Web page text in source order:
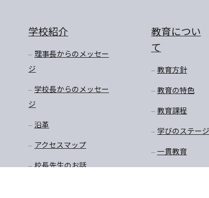
学校紹介
理事長からのメッセー
ジ
学校長からのメッセー
ジ
沿革
アクセスマップ
校長先生のお話
教育につい
て
教育方針
教育の特色
教育課程
学びのステージ
一貫教育